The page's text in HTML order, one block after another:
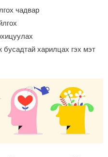
чадвар
харилцах гэх мэт